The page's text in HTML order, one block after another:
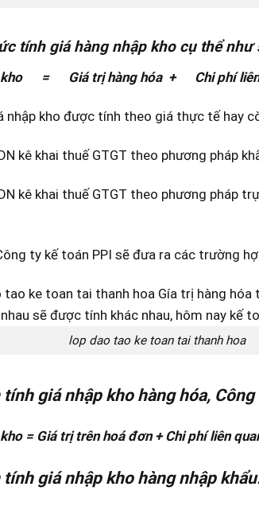
tính giá hàng nhập kho cụ thể như
kho = Giá trị hàng hóa + Chi phí liên
nhập kho được tính theo giá thực tế hay
kê khai thuế GTGT theo phương pháp
kê khai thuế GTGT theo phương pháp
ty kế toán PPI sẽ đưa ra các trường
lop dao tao ke toan tai thanh hoa
tính giá nhập kho hàng hóa,
= Giá trị trên hoá đơn + Chi phí liên
tính giá nhập kho hàng nhập